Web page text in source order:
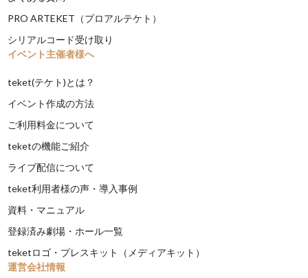
PRO ARTEKET（プロアルテケト）
シリアルコード受け取り
イベント主催者様へ
teket(テケト)とは？
イベント作成の方法
ご利用料金について
teketの機能ご紹介
ライブ配信について
teket利用者様の声・導入事例
資料・マニュアル
登録済み劇場・ホール一覧
teketロゴ・プレスキット（メディアキット）
運営会社情報